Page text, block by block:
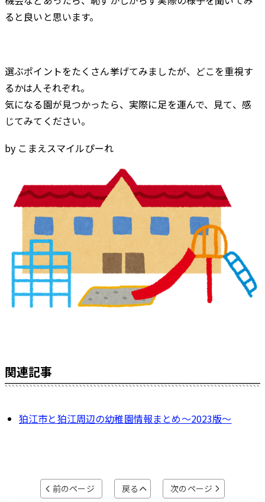
ると良いと思います。
選ぶポイントをたくさん挙げてみましたが、どこを重視す
るかは人それぞれ。
気になる園が見つかったら、実際に足を運んで、見て、感
じてみてください。
by こまえスマイルぴーれ
関連記事
狛江市と狛江周辺の幼稚園情報まとめ～2023版～
前のページ 戻る 次のページ